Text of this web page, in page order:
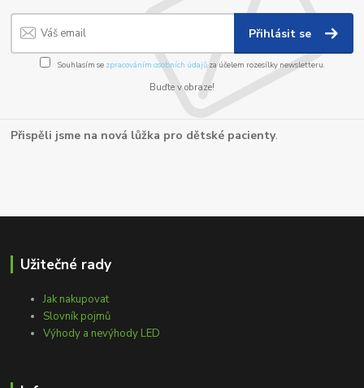
Přihlásit se
Souhlasím se zpracováním osobních údajůza účelem rozesílky newsletteru.
Buďte v obraze!
Přispěli jsme na nová lůžka pro dětské pacienty.
Užitečné rady
Jak nakupovat
Slovník pojmů
Výhody a nevýhody LED